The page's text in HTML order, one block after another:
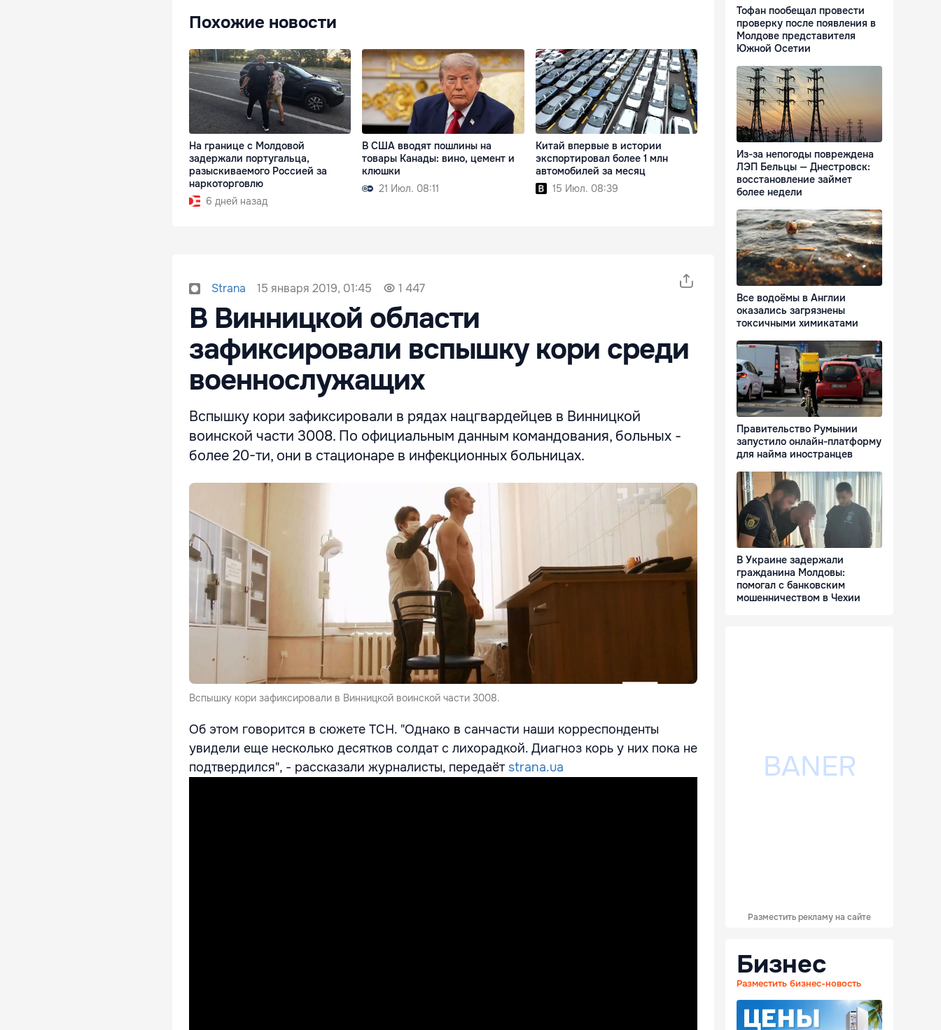
Похожие новости
На границе с Молдовой
задержали португальца,
разыскиваемого Россией за
наркоторговлю
6 дней назад
В США вводят пошлины на
товары Канады: вино, цемент и
клюшки
21 Июл. 08:11
Китай впервые в истории
экспортировал более 1 млн
автомобилей за месяц
15 Июл. 08:39
Strana 15 января 2019, 01:45 1 447
В Винницкой области
зафиксировали вспышку кори среди
военнослужащих
Вспышку кори зафиксировали в рядах нацгвардейцев в Винницкой
воинской части 3008. По официальным данным командования, больных -
более 20-ти, они в стационаре в инфекционных больницах.
Вспышку кори зафиксировали в Винницкой воинской части 3008.
Об этом говорится в сюжете ТСН. "Однако в санчасти наши корреспонденты
увидели еще несколько десятков солдат с лихорадкой. Диагноз корь у них пока не
подтвердился", - рассказали журналисты, передаётstrana.ua
Тофан пообещал провести
проверку после появления в
Молдове представителя
Южной Осетии
Из-за непогоды повреждена
ЛЭП Бельцы — Днестровск:
восстановление займет
более недели
Все водоёмы в Англии
оказались загрязнены
токсичными химикатами
Правительство Румынии
запустило онлайн-платформу
для найма иностранцев
В Украине задержали
гражданина Молдовы:
помогал с банковским
мошенничеством в Чехии
Разместить рекламу на сайте
Бизнес
Разместить бизнес-новость